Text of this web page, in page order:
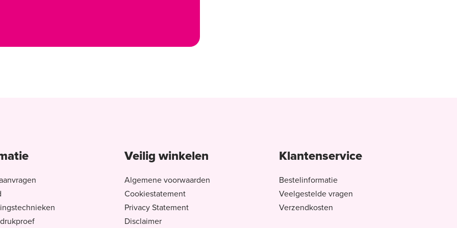
Veilig winkelen
Algemene voorwaarden
Cookiestatement
Privacy Statement
Disclaimer
Klantenservice
Bestelinformatie
Veelgestelde vragen
Verzendkosten